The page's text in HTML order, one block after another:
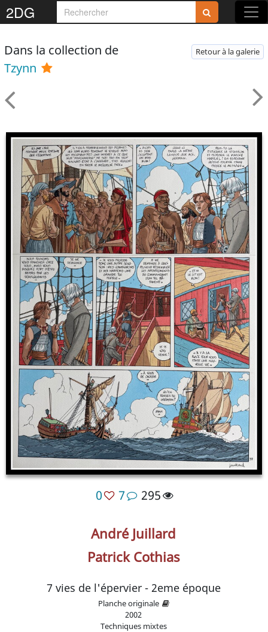
2DG
Dans la collection de
Tzynn
Retour à la galerie
0 7 295
André Juillard
Patrick Cothias
7 vies de l'épervier - 2eme époque
Planche originale
2002
Techniques mixtes